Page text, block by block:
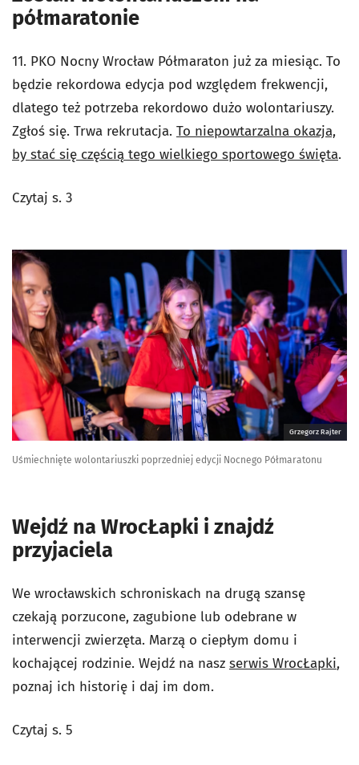
półmaratonie
11. PKO Nocny Wrocław Półmaraton już za miesiąc. To
będzie rekordowa edycja pod względem frekwencji,
dlatego też potrzeba rekordowo dużo wolontariuszy.
Zgłoś się. Trwa rekrutacja. To niepowtarzalna okazja,
by stać się częścią tego wielkiego sportowego święta.
Czytaj s. 3
Grzegorz Rajter
Uśmiechnięte wolontariuszki poprzedniej edycji Nocnego Półmaratonu
Wejdź na WrocŁapki i znajdź
przyjaciela
We wrocławskich schroniskach na drugą szansę
czekają porzucone, zagubione lub odebrane w
interwencji zwierzęta. Marzą o ciepłym domu i
kochającej rodzinie. Wejdź na nasz serwis WrocŁapki,
poznaj ich historię i daj im dom.
Czytaj s. 5